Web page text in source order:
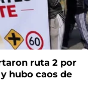
ruta 2 por
hubo caos de